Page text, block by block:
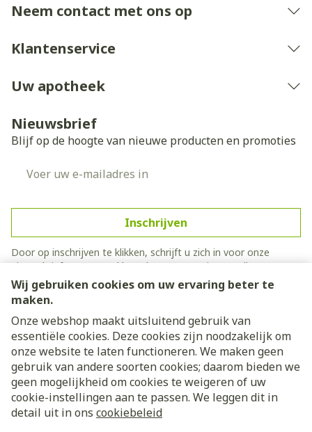
Wij gebruiken cookies om uw ervaring beter te
maken.
Onze webshop maakt uitsluitend gebruik van
essentiële cookies. Deze cookies zijn noodzakelijk om
onze website te laten functioneren. We maken geen
gebruik van andere soorten cookies; daarom bieden we
geen mogelijkheid om cookies te weigeren of uw
cookie-instellingen aan te passen. We leggen dit in
detail uit in ons cookiebeleid
Neem contact met ons op
Klantenservice
Uw apotheek
Nieuwsbrief
Blijf op de hoogte van nieuwe producten en promoties
Inschrijven
Door op inschrijven te klikken, schrijft u zich in voor onze
nieuwsbrief en gaat u akkoord met onzeprivacy policy.
Juridische links